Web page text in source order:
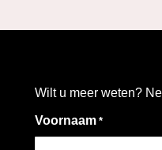
Wilt u meer weten?
Voornaam *